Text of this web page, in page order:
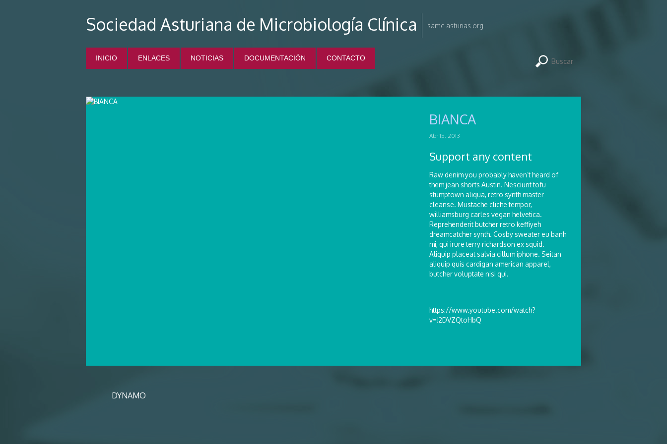
Sociedad Asturiana de Microbiología Clínica samc-asturias.org
INICIO ENLACES NOTICIAS DOCUMENTACIÓN CONTACTO
BIANCA
Abr 15, 2013
Support any content
Raw denim you probably haven’t heard of
them jean shorts Austin. Nesciunt tofu
stumptown aliqua, retro synth master
cleanse. Mustache cliche tempor,
williamsburg carles vegan helvetica.
Reprehenderit butcher retro keffiyeh
dreamcatcher synth. Cosby sweater eu banh
mi, qui irure terry richardson ex squid.
Aliquip placeat salvia cillum iphone. Seitan
aliquip quis cardigan american apparel,
butcher voluptate nisi qui.
https://www.youtube.com/watch?
v=J2DVZQtoHbQ
DYNAMO